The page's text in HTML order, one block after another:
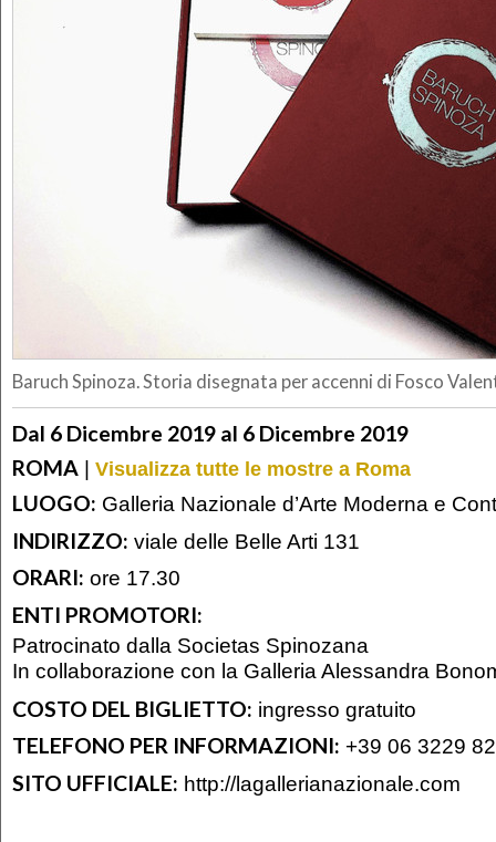
Baruch Spinoza. Storia disegnata per accenni di Fosco
Dal 6 Dicembre 2019 al 6 Dicembre 2019
ROMA | Visualizza tutte le mostre a Roma
LUOGO: Galleria Nazionale d’Arte Moderna e
INDIRIZZO: viale delle Belle Arti 131
ORARI: ore 17.30
ENTI PROMOTORI:
Patrocinato dalla Societas Spinozana
In collaborazione con la Galleria Alessandra
COSTO DEL BIGLIETTO: ingresso gratuito
TELEFONO PER INFORMAZIONI: +39 06 3229
SITO UFFICIALE: http://lagallerianazionale.com